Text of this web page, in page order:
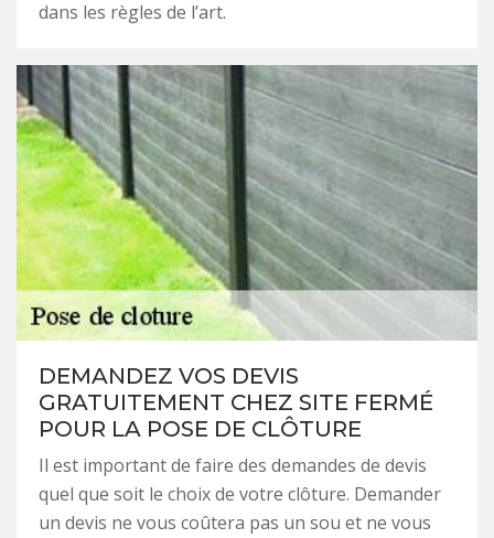
dans les règles de l’art.
DEMANDEZ VOS DEVIS
GRATUITEMENT CHEZ SITE FERMÉ
POUR LA POSE DE CLÔTURE
Il est important de faire des demandes de devis
quel que soit le choix de votre clôture. Demander
un devis ne vous coûtera pas un sou et ne vous